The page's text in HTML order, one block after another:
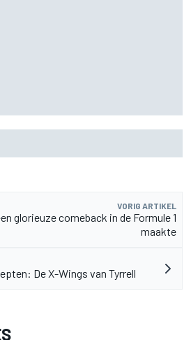
VORIG ARTIKEL
glorieuze comeback in de Formule 1
maakte
De X-Wings van Tyrrell